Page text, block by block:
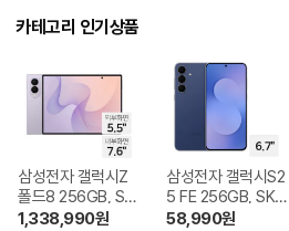
카테고리 인기상품
삼성전자 갤럭시Z
폴드8 256GB, SK
T 기기변경 완납
1,338,990원
삼성전자 갤럭시S2
5 FE 256GB, SKT
기기변경 완납
58,990원